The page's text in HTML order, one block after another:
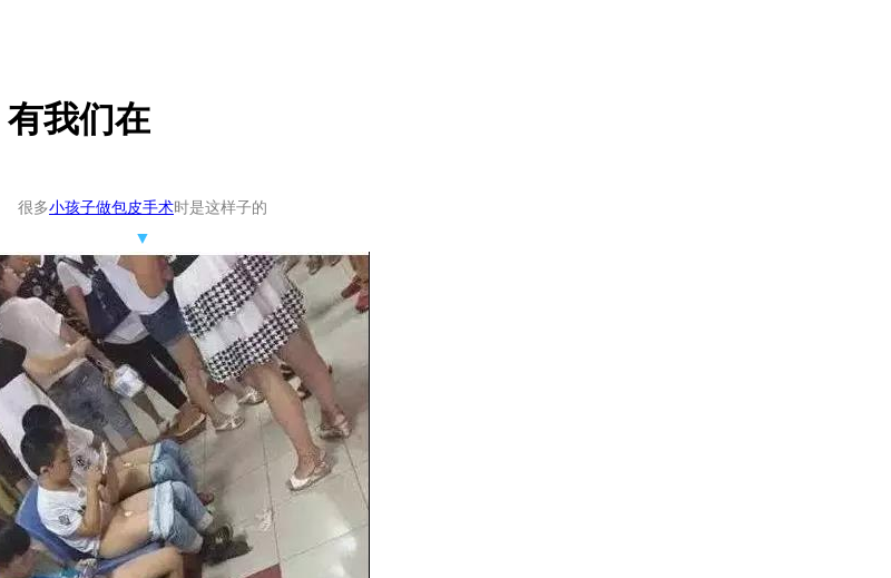
我们在
很多小孩子做包皮手术时是这样子的
▼